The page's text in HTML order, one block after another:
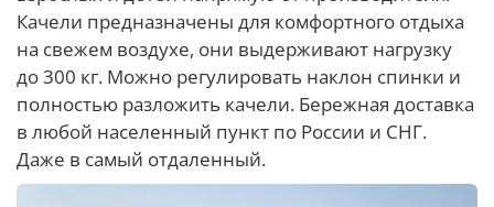
Качели предназначены для комфортного отдыха
на свежем воздухе, они выдерживают нагрузку
до 300 кг. Можно регулировать наклон спинки и
полностью разложить качели. Бережная доставка
в любой населенный пункт по России и СНГ.
Даже в самый отдаленный.